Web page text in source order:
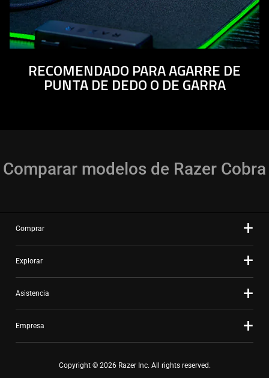
RECOMENDADO PARA AGARRE DE
PUNTA DE DEDO O DE GARRA
Comparar modelos de Razer Cobra
Comprar
Explorar
Asistencia
Empresa
Copyright © 2026 Razer Inc. All rights reserved.